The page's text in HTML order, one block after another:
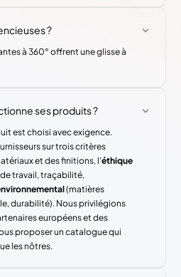
?
à 360° offrent une glisse à
ses produits ?
est choisi avec exigence.
sur trois critères
et des finitions, l'éthique
travail, traçabilité,
(matières
durabilité). Nous privilégions
européens et des
proposer un catalogue qui
les nôtres.